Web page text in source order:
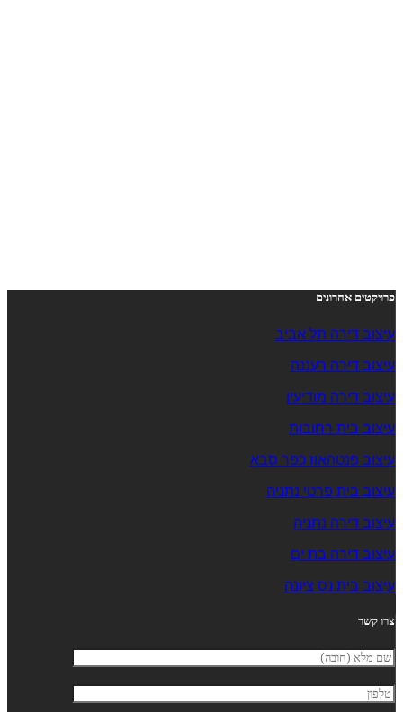
פרויקטים אחרונים
עיצוב דירה תל אביב
עיצוב דירה רעננה
עיצוב דירה מודיעין
עיצוב בית רחובות
עיצוב פנטהאוז כפר סבא
עיצוב בית פרטי נתניה
עיצוב דירה נתניה
עיצוב דירה בת ים
עיצוב בית נס ציונה
צרו קשר